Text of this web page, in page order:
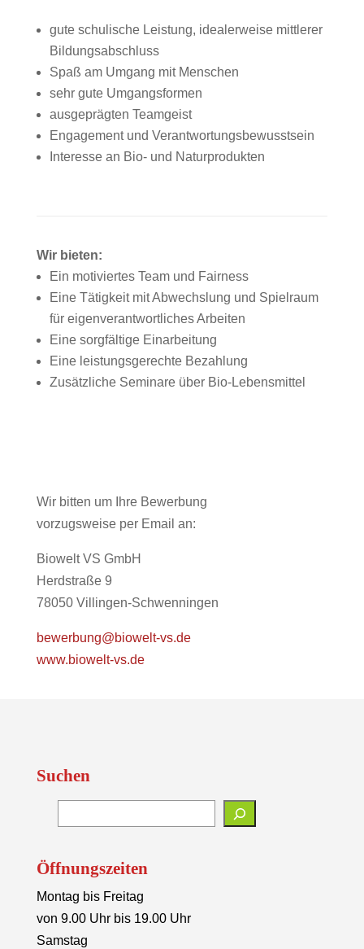
gute schulische Leistung, idealerweise mittlerer
Bildungsabschluss
Spaß am Umgang mit Menschen
sehr gute Umgangsformen
ausgeprägten Teamgeist
Engagement und Verantwortungsbewusstsein
Interesse an Bio- und Naturprodukten
Wir bieten:
Ein motiviertes Team und Fairness
Eine Tätigkeit mit Abwechslung und Spielraum
für eigenverantwortliches Arbeiten
Eine sorgfältige Einarbeitung
Eine leistungsgerechte Bezahlung
Zusätzliche Seminare über Bio-Lebensmittel
Wir bitten um Ihre Bewerbung
vorzugsweise per Email an:
Biowelt VS GmbH
Herdstraße 9
78050 Villingen-Schwenningen
bewerbung@biowelt-vs.de
www.biowelt-vs.de
Suchen
Öffnungszeiten
Montag bis Freitag
von 9.00 Uhr bis 19.00 Uhr
Samstag